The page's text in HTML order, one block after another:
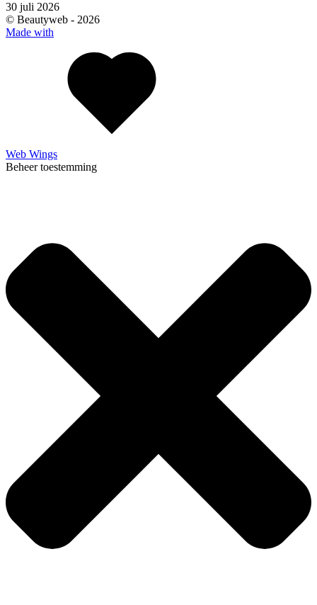
30 juli 2026
© Beautyweb - 2026
Made with
Web Wings
Beheer toestemming